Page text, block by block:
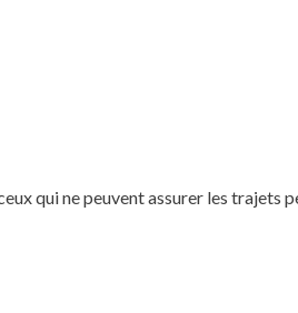
qui ne peuvent assurer les trajets